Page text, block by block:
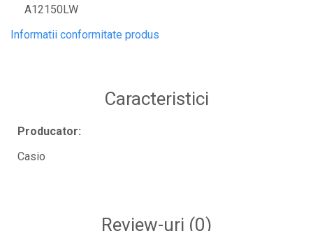
Cabluri audio
Cabluri de boxe
Cabluri MIDI si audio digitale
Cabluri multicore
A12150LW
Informatii conformitate produs
Caracteristici
Producator:
Casio
Review-uri (0)